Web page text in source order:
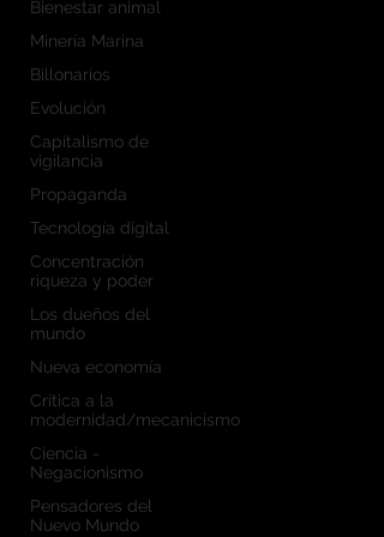
Bienestar animal
Minería Marina
Billonarios
Evolución
Capitalismo de
vigilancia
Propaganda
Tecnología digital
Concentración
riqueza y poder
Los dueños del
mundo
Nueva economía
Crítica a la
modernidad/mecanicismo
Ciencia -
Negacionismo
Pensadores del
Nuevo Mundo